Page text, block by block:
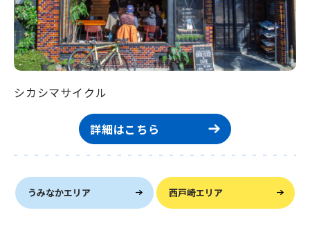
シカシマサイクル
詳細はこちら
うみなかエリア 西戸崎エリア